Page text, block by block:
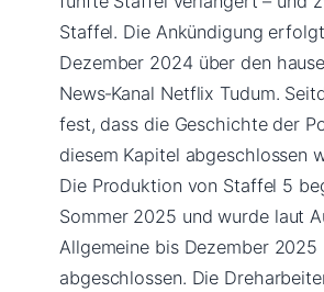
Staffel. Die Ankündigung
Dezember 2024 über den
News‑Kanal Netflix Tudum.
fest, dass die Geschichte der
diesem Kapitel abgeschlossen
Die Produktion von Staffel 5
Sommer 2025 und wurde laut
Allgemeine bis Dezember 2025
abgeschlossen. Die